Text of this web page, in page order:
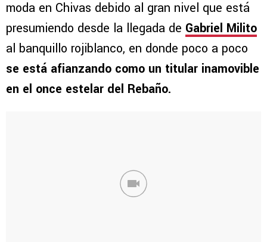
moda en Chivas debido al gran nivel que está
presumiendo desde la llegada de Gabriel Milito
al banquillo rojiblanco, en donde poco a poco
se está afianzando como un titular inamovible
en el once estelar del Rebaño.